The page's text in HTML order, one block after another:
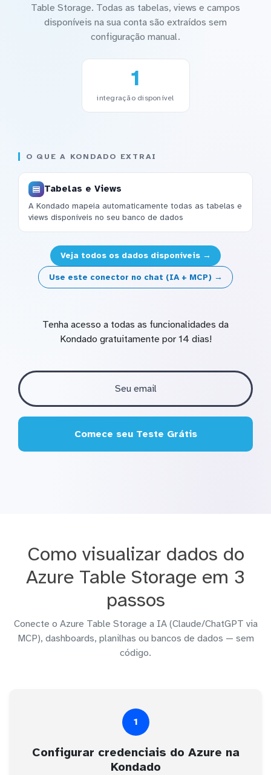
Table Storage. Todas as tabelas, views e campos
disponíveis na sua conta são extraídos sem
configuração manual.
1
integração disponível
O QUE A KONDADO EXTRAI
Tabelas e Views
A Kondado mapeia automaticamente todas as tabelas e
views disponíveis no seu banco de dados
Veja todos os dados disponíveis →
Use este conector no chat (IA + MCP) →
Tenha acesso a todas as funcionalidades da
Kondado gratuitamente por 14 dias!
Comece seu Teste Grátis
Como visualizar dados do
Azure Table Storage em 3
passos
Conecte o Azure Table Storage a IA (Claude/ChatGPT via
MCP), dashboards, planilhas ou bancos de dados — sem
código.
1
Configurar credenciais do Azure na
Kondado